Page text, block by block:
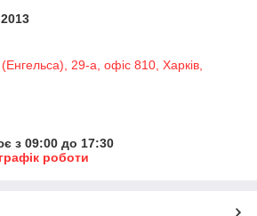
29-а, офіс 810, Харків,
з 09:00 до 17:30
роботи